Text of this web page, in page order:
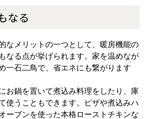
なる
なメリットの一つとして、暖房機能の
なる点が挙げられます。家を温めなが
一石二鳥で、省エネにも繋がります
お鍋を置いて煮込み料理をしたり、庫
使うこともできます。ピザや煮込みハ
ーブンを使った本格ローストチキンな